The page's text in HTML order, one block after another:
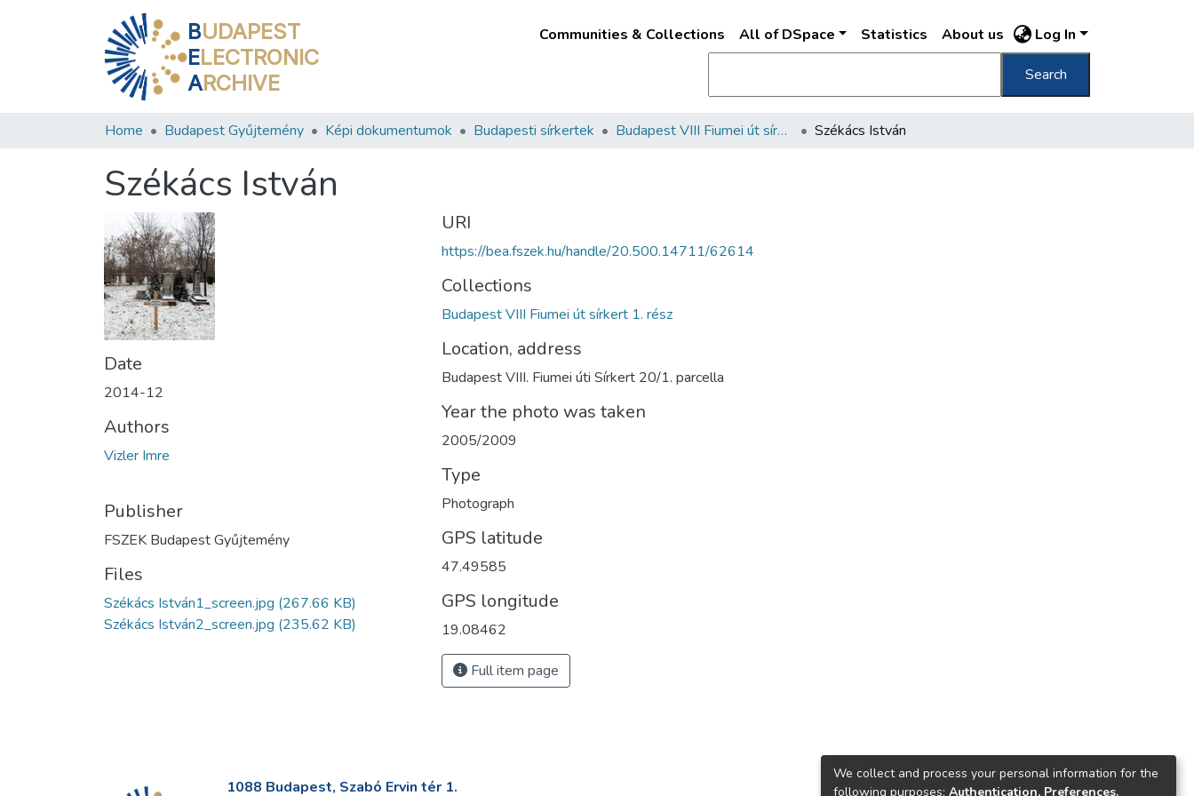
BUDAPEST
ELECTRONIC
ARCHIVE
Communities & Collections All of DSpace Statistics About us Log In
Search
Home Budapest Gyűjtemény Képi dokumentumok Budapesti sírkertek Budapest VIII Fiumei út sírkert 1. rész Székács István
Székács István
Date
2014-12
Authors
Vizler Imre
Publisher
FSZEK Budapest Gyűjtemény
Files
Székács István1_screen.jpg (267.66 KB)
Székács István2_screen.jpg (235.62 KB)
URI
https://bea.fszek.hu/handle/20.500.14711/62614
Collections
Budapest VIII Fiumei út sírkert 1. rész
Location, address
Budapest VIII. Fiumei úti Sírkert 20/1. parcella
Year the photo was taken
2005/2009
Type
Photograph
GPS latitude
47.49585
GPS longitude
19.08462
Full item page
1088 Budapest, Szabó Ervin tér 1.
We collect and process your personal information for the
following purposes: Authentication, Preferences,